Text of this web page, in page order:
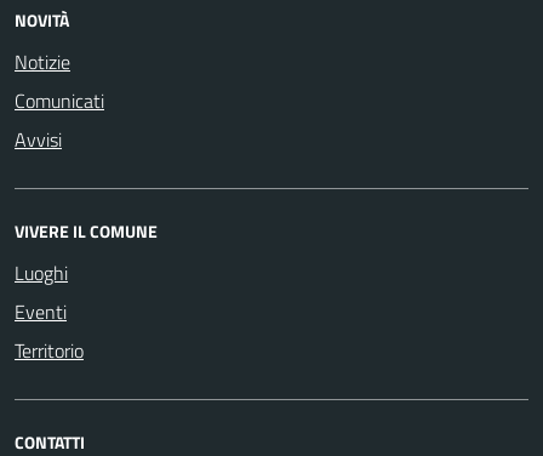
NOVITÀ
Notizie
Comunicati
Avvisi
VIVERE IL COMUNE
Luoghi
Eventi
Territorio
CONTATTI